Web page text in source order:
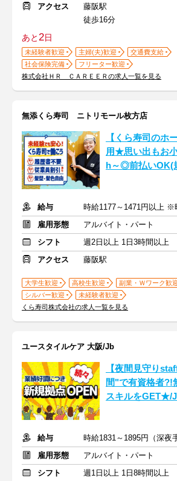
アクセス
藤阪駅
徒歩16分
あと2日
未経験者歓迎 主婦(夫)歓迎
交通費支給
社会保険完備
フリーター歓迎
株式会社ＨＲ ＣＡＲＥＥＲの求人一覧を見る
無添くら寿司 ニトリモール枚方店
【くら寿司のホ
用★思い出もお
h～◎前払いOK(
給与
時給1177～1471円以上 ※
雇用形態
アルバイト・パート
シフト
週2日以上 1日3時間以上
アクセス
藤阪駅
大学生歓迎 高校生歓迎
副業・Ｗワーク歓
シルバー歓迎
未経験者歓迎
くら寿司株式会社の求人一覧を見る
ユースタイルケア 大阪/Jb
【夜間見守り
間"で有資格者?!
スキルをGET★/
給与
雇用形態
アルバイト・パート
シフト
週1日以上 1日8時間以上